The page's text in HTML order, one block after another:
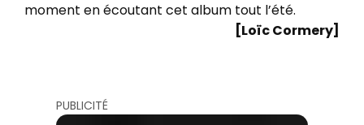
moment en écoutant cet album tout l’été.
[Loïc Cormery]
PUBLICITÉ